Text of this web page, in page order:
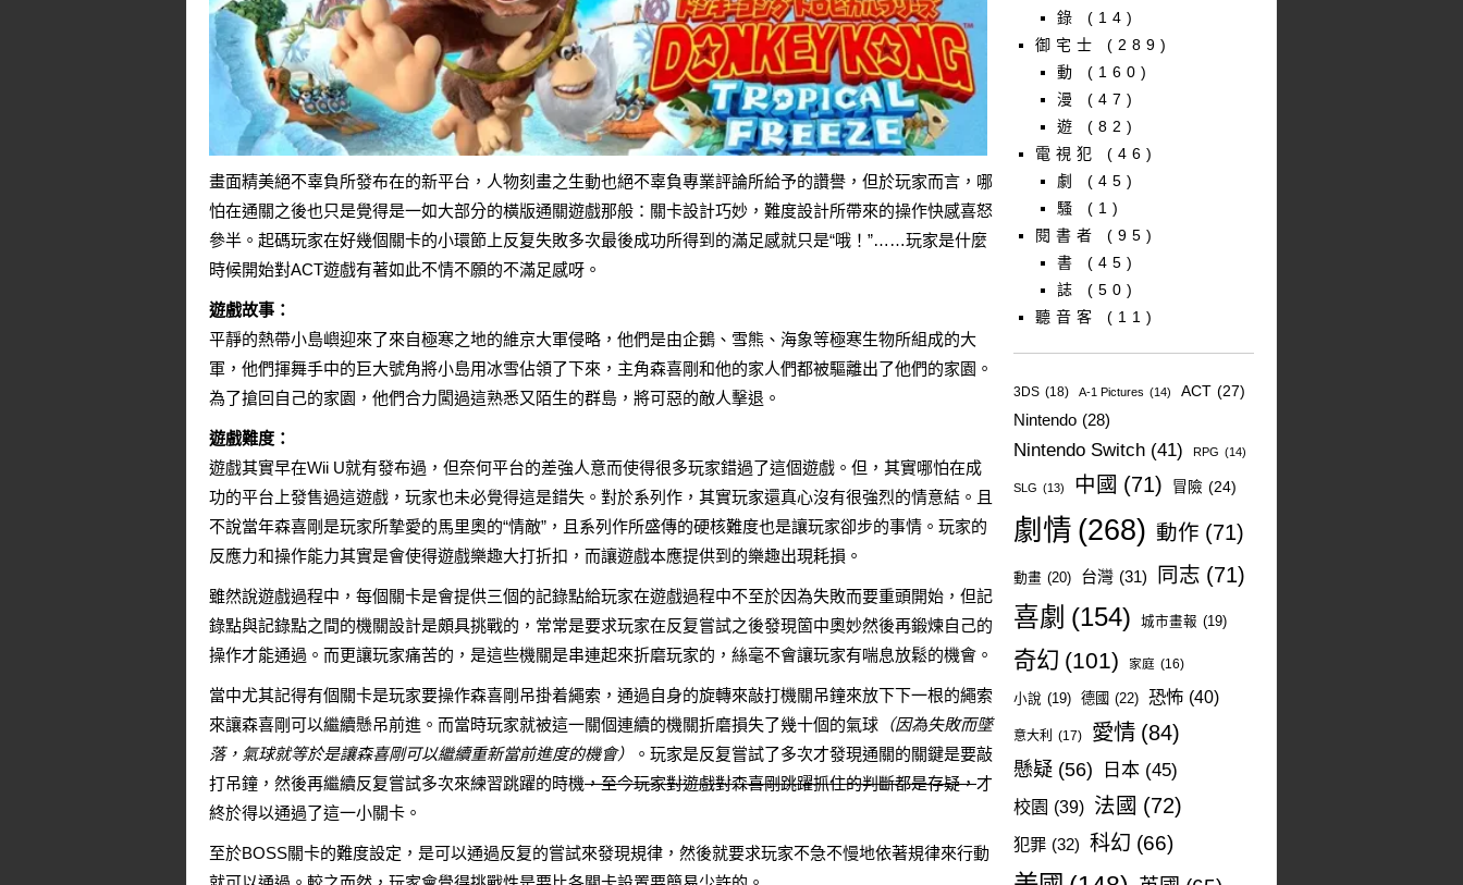
畫面精美絕不辜負所發布在的新平台，人物刻畫之生動也絕不辜負專業評論所給予的讚譽，但於玩家而言，哪
怕在通關之後也只是覺得是一如大部分的橫版通關遊戲那般：關卡設計巧妙，難度設計所帶來的操作快感喜怒
參半。起碼玩家在好幾個關卡的小環節上反复失敗多次最後成功所得到的滿足感就只是“哦！”……玩家是什麼
時候開始對ACT遊戲有著如此不情不願的不滿足感呀。
遊戲故事：
平靜的熱帶小島嶼迎來了來自極寒之地的維京大軍侵略，他們是由企鵝、雪熊、海象等極寒生物所組成的大
軍，他們揮舞手中的巨大號角將小島用冰雪佔領了下來，主角森喜剛和他的家人們都被驅離出了他們的家園。
為了搶回自己的家園，他們合力闖過這熟悉又陌生的群島，將可惡的敵人擊退。
遊戲難度：
遊戲其實早在Wii U就有發布過，但奈何平台的差強人意而使得很多玩家錯過了這個遊戲。但，其實哪怕在成
功的平台上發售過這遊戲，玩家也未必覺得這是錯失。對於系列作，其實玩家還真心沒有很強烈的情意結。且
不說當年森喜剛是玩家所摯愛的馬里奧的“情敵”，且系列作所盛傳的硬核難度也是讓玩家卻步的事情。玩家的
反應力和操作能力其實是會使得遊戲樂趣大打折扣，而讓遊戲本應提供到的樂趣出現耗損。
雖然說遊戲過程中，每個關卡是會提供三個的記錄點給玩家在遊戲過程中不至於因為失敗而要重頭開始，但記
錄點與記錄點之間的機關設計是頗具挑戰的，常常是要求玩家在反复嘗試之後發現箇中奧妙然後再鍛煉自己的
操作才能通過。而更讓玩家痛苦的，是這些機關是串連起來折磨玩家的，絲毫不會讓玩家有喘息放鬆的機會。
當中尤其記得有個關卡是玩家要操作森喜剛吊掛着繩索，通過自身的旋轉來敲打機關吊鐘來放下下一根的繩索
來讓森喜剛可以繼續懸吊前進。而當時玩家就被這一關個連續的機關折磨損失了幾十個的氣球 （因為失敗而墜
落，氣球就等於是讓森喜剛可以繼續重新當前進度的機會）
。玩家是反复嘗試了多次才發現通關的關鍵是要敲
打吊鐘，然後再繼續反复嘗試多次來練習跳躍的時機，至今玩家對遊戲對森喜剛跳躍抓住的判斷都是存疑，才
終於得以通過了這一小關卡。
至於BOSS關卡的難度設定，是可以通過反复的嘗試來發現規律，然後就要求玩家不急不慢地依著規律來行動
錄
(14)
御宅士
(289)
動
(160)
漫
(47)
遊
(82)
電視犯
(46)
劇
(45)
騷
(1)
閱書者
(95)
書
(45)
誌
(50)
聽音客
(11)
3DS (18) A-1 Pictures (14) ACT (27)
Nintendo (28)
Nintendo Switch (41) RPG (14)
SLG (13) 中國 (71) 冒險 (24)
劇情 (268) 動作 (71)
動畫 (20) 台灣 (31) 同志 (71)
喜劇 (154) 城市畫報 (19)
奇幻 (101) 家庭 (16)
小說 (19) 德國 (22) 恐怖 (40)
意大利 (17) 愛情 (84)
懸疑 (56) 日本 (45)
校園 (39) 法國 (72)
犯罪 (32) 科幻 (66)